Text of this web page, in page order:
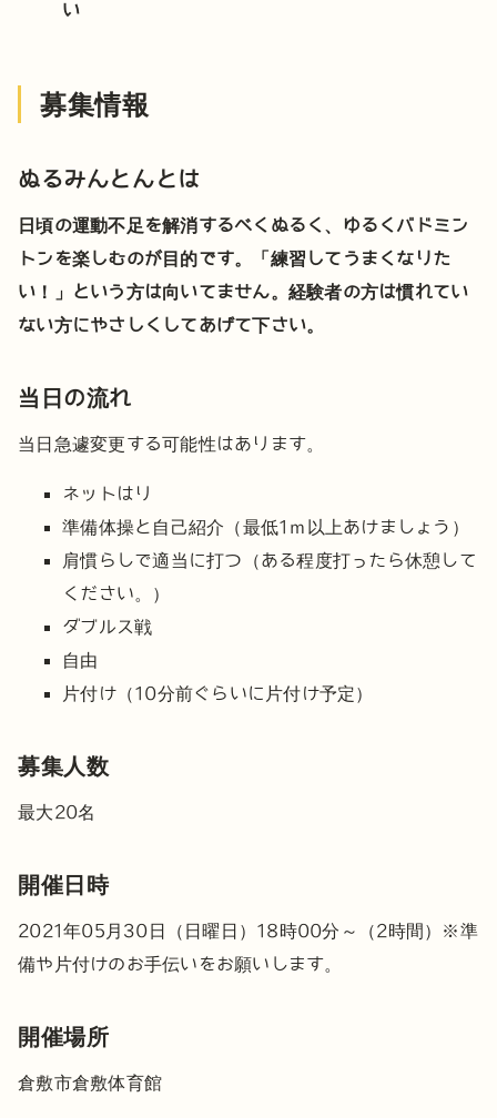
い
募集情報
ぬるみんとんとは
日頃の運動不足を解消するべくぬるく、ゆるくバドミン
トンを楽しむのが目的です。「練習してうまくなりた
い！」という方は向いてません。 経験者の方は慣れてい
ない方にやさしくしてあげて下さい。
当日の流れ
当日急遽変更する可能性はあります。
ネットはり
準備体操と自己紹介（最低1ｍ以上あけましょう）
肩慣らしで適当に打つ（ある程度打ったら休憩して
ください。）
ダブルス戦
自由
片付け（10分前ぐらいに片付け予定）
募集人数
最大20名
開催日時
2021年05月30日（日曜日）18時00分～（2時間）
※準
備や片付けのお手伝いをお願いします。
開催場所
倉敷市倉敷体育館